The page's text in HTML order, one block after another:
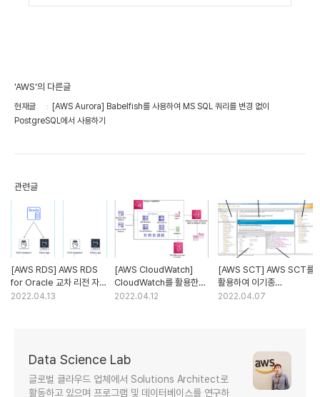
'AWS'의 다른글
현재글
[AWS Aurora] Babelfish를 사용하여 MS SQL 쿼리를 변경 없이
PostgreSQL에서 사용하기
관련글
[AWS RDS] AWS RDS
for Oracle 교차 리전 자동
백업 – Part 1/2
2022.04.13
[AWS CloudWatch]
CloudWatch를 활용한
SQL Server RDS 데드락
2022.04.12
[AWS SCT] AWS SCT를
활용하여 이기종
데이터베이스 스키마
2022.04.07
Data Science Lab
글로벌 클라우드 업체에서 Solutions Architect로
활동하고 있으며 프로그램 및 데이터베이스를 연구하